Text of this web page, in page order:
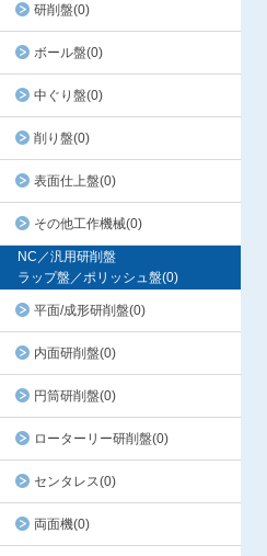
研削盤(0)
ボール盤(0)
中ぐり盤(0)
削り盤(0)
表面仕上盤(0)
その他工作機械(0)
NC／汎用研削盤
ラップ盤／ポリッシュ盤(0)
平面/成形研削盤(0)
内面研削盤(0)
円筒研削盤(0)
ローターリー研削盤(0)
センタレス(0)
両面機(0)